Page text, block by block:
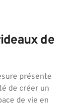
de
présente
de créer un
de vie en